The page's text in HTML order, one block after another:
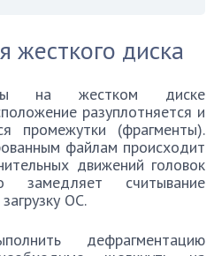
жесткого диска
на жестком диске
разуплотняется и
промежутки (фрагменты).
файлам происходит
движений головок
замедляет считывание
ОС.
дефрагментацию